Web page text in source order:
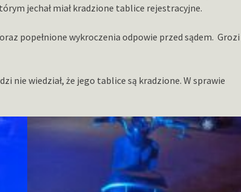
jechał miał kradzione tablice rejestracyjne.
popełnione wykroczenia odpowie przed sądem. Grozi
nie wiedział, że jego tablice są kradzione. W sprawie